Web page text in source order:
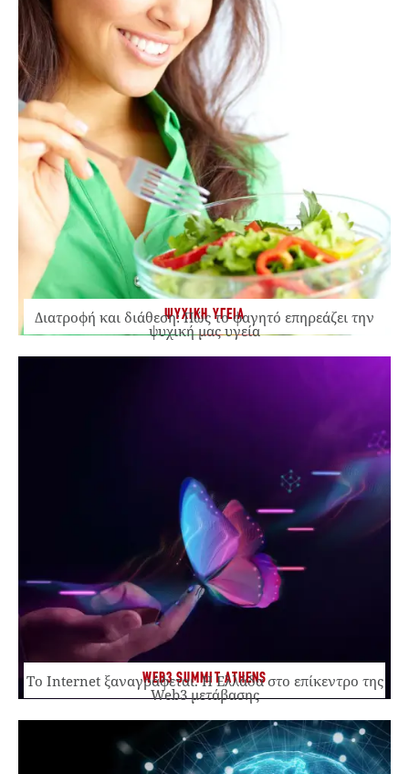
ΨΥΧΙΚΗ ΥΓΕΙΑ
Διατροφή και διάθεση: Πώς το φαγητό επηρεάζει την
ψυχική μας υγεία
WEB3 SUMMIT ATHENS
Το Internet ξαναγράφεται. Η Ελλάδα στο επίκεντρο της
Web3 μετάβασης